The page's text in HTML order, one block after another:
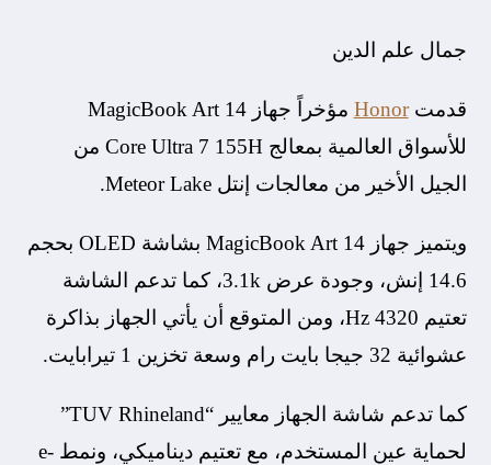
جمال علم الدين
قدمتHonor
مؤخراً جهاز MagicBook Art 14
للأسواق العالمية بمعالج Core Ultra 7 155H من
الجيل الأخير من معالجات إنتل Meteor Lake.
ويتميز جهاز MagicBook Art 14 بشاشة OLED بحجم
14.6 إنش، وجودة عرض 3.1k، كما تدعم الشاشة
تعتيم 4320 Hz، ومن المتوقع أن يأتي الجهاز بذاكرة
عشوائية 32 جيجا بايت رام وسعة تخزين 1 تيرابايت.
كما تدعم شاشة الجهاز معايير “TUV Rhineland”
لحماية عين المستخدم، مع تعتيم ديناميكي، ونمط e-